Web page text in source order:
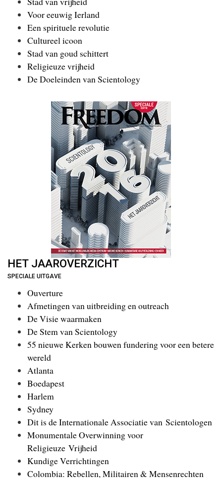
Voor eeuwig Ierland
Een spirituele revolutie
Cultureel icoon
Stad van goud schittert
Religieuze vrijheid
De Doeleinden van Scientology
HET JAAROVERZICHT
SPECIALE UITGAVE
Ouverture
Afmetingen van uitbreiding en outreach
De Visie waarmaken
De Stem van Scientology
55 nieuwe Kerken bouwen fundering voor een betere
wereld
Atlanta
Boedapest
Harlem
Sydney
Dit is de Internationale Associatie van Scientologen
Monumentale Overwinning voor
Religieuze Vrijheid
Kundige Verrichtingen
Colombia: Rebellen, Militairen & Mensenrechten